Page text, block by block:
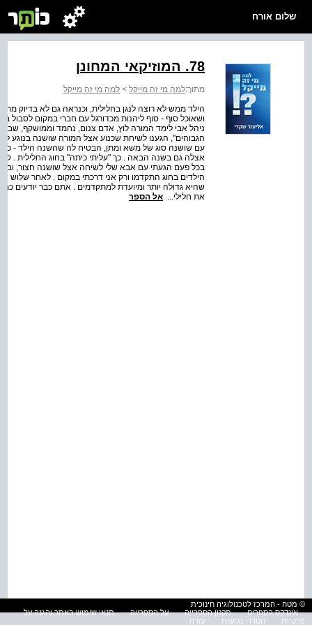
שלום אורח
78. המוזיקאי המחונן
מתוך:למה מי זה מייקל > למה מי זה מייקל
הילד ממש לא רוצה לנגן בחלילית, וכנראה גם לא בדיוק
ושאוכל סוף - סוף ליהנות מכדורגל עם חברי במקום לסבול
ניהל אבי לימד המורה לוץ, אדם צנום, נחמד וממושקף,
הגבוהים", הגענו לשיחת שכנוע אצל המורה שושנה בנוגע
עם שושנה סוג של משא ומתן, הבטיח לה שהשנה הילד -
אצלה גם בשנה הבאה . כך "עליתי כיתה" בחוג החלילית .
בכל פעם הגעתי עם אבא שלי לשיחה אצל שושנה חצור,
הילדים בחוג התקדמו ורק אני דרכתי במקום . לאחר שלוש
שהיא גדולה יותר ומיועדת למתקדמים . אתם כבר יודעים
את חלילי... אל הספר
© מטח - המרכז לטכנולוגיה חינוכית
אינדקס הספרים
תקנון הספרייה על הספרייה
תנאי שימוש באתר והגנה על
פרטיות
הסדרי נגישות עזרה